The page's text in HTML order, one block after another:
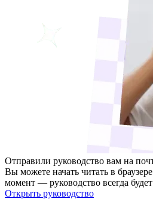
Отправили руководство вам на
Вы можете начать читать в
момент — руководство всегда
Открыть руководство